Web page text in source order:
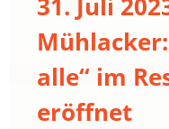
alle“ im
eröffnet